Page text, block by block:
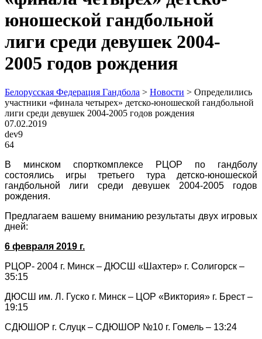
юношеской гандбольной
лиги среди девушек 2004-
2005 годов рождения
Белорусская Федерация Гандбола > Новости > Определились
участники «финала четырех» детско-юношеской гандбольной
лиги среди девушек 2004-2005 годов рождения
07.02.2019
dev9
64
В минском спорткомплексе РЦОР по гандболу
состоялись игры третьего тура детско-юношеской
гандбольной лиги среди девушек 2004-2005 годов
рождения.
Предлагаем вашему вниманию результаты двух игровых
дней:
6 февраля 2019 г.
РЦОР- 2004 г. Минск – ДЮСШ «Шахтер» г. Солигорск –
35:15
ДЮСШ им. Л. Гуско г. Минск – ЦОР «Виктория» г. Брест –
19:15
СДЮШОР г. Слуцк – СДЮШОР №10 г. Гомель – 13:24